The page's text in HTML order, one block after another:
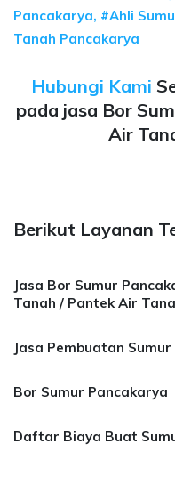
Pancakarya, #Ahli
Tanah Pancakarya
Hubungi Kami
pada jasa Bor
Air
Berikut Layanan
Jasa Bor Sumur
Tanah / Pantek Air
Jasa Pembuatan
Bor Sumur Pancakarya
Daftar Biaya Buat